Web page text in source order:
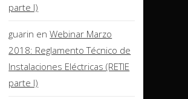
parte I)
guarin enWebinar Marzo
2018: Reglamento Técnico de
Instalaciones Eléctricas (RETIE
parte I)